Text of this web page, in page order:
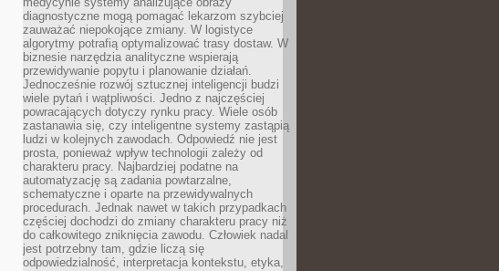
diagnostyczne mogą pomagać lekarzom szybciej
zauważać niepokojące zmiany. W logistyce
algorytmy potrafią optymalizować trasy dostaw. W
biznesie narzędzia analityczne wspierają
przewidywanie popytu i planowanie działań.
Jednocześnie rozwój sztucznej inteligencji budzi
wiele pytań i wątpliwości. Jedno z najczęściej
powracających dotyczy rynku pracy. Wiele osób
zastanawia się, czy inteligentne systemy zastąpią
ludzi w kolejnych zawodach. Odpowiedź nie jest
prosta, ponieważ wpływ technologii zależy od
charakteru pracy. Najbardziej podatne na
automatyzację są zadania powtarzalne,
schematyczne i oparte na przewidywalnych
procedurach. Jednak nawet w takich przypadkach
częściej dochodzi do zmiany charakteru pracy niż
do całkowitego zniknięcia zawodu. Człowiek nadal
jest potrzebny tam, gdzie liczą się
odpowiedzialność, interpretacja kontekstu, etyka,